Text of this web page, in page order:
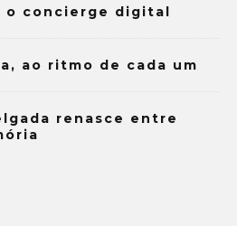
o concierge digital
ao ritmo de cada um
renasce entre